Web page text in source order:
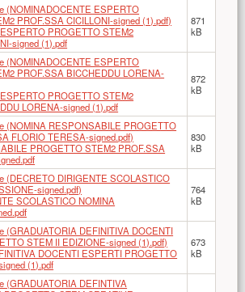
PROGETTO STEM2
signed (1).pdf
871
kB
PROGETTO STEM2
LORENA-signed (1).pdf
872
kB
PROGETTO STEM2 PROF.SSA
830
kB
SCOLASTICO NOMINA
764
kB
DOCENTI ESPERTI PROGETTO
(1).pdf
673
kB